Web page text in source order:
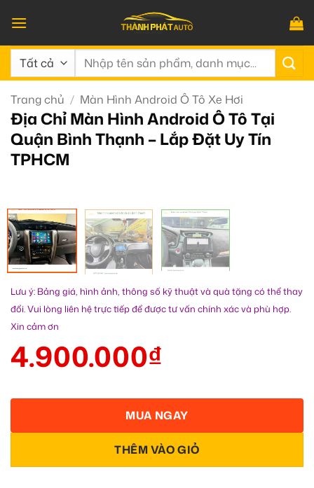
qua
nội
dung
Tìm
Trang chủ / Màn Hình Android Ô Tô Xe Hơi
Địa Chỉ Màn Hình Android Ô Tô Tại
Quận Bình Thạnh – Lắp Đặt Uy Tín
TPHCM
Lưu ý: Bảng giá, hình ảnh, thông số kỹ thuật và quà tặng có thể thay
đổi. Vui lòng liên hệ trực tiếp để được tư vấn chính xác và phù hợp.
Xin cảm ơn
4.900.000₫
THÊM VÀO GIỎ
MUA NGAY